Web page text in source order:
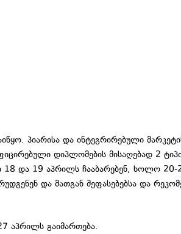
პიარისა და ინტეგრირებული
დიპლომების მისაღებად 2
18 და 19 აპრილს ჩააბარებენ, ხოლო
და მათგან შეფასებებსა და
აპრილს გაიმართება.